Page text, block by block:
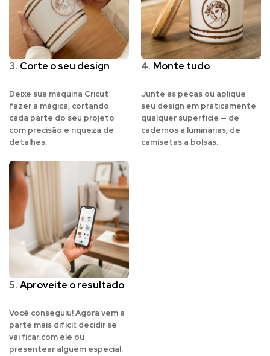
3. Corte o seu design
Deixe sua máquina Cricut
fazer a mágica, cortando
cada parte do seu projeto
com precisão e riqueza de
detalhes.
4. Monte tudo
Junte as peças ou aplique
seu design em praticamente
qualquer superfície — de
cadernos a luminárias, de
camisetas a bolsas.
5. Aproveite o resultado
Você conseguiu! Agora vem a
parte mais difícil: decidir se
vai ficar com ele ou
presentear alguém especial.